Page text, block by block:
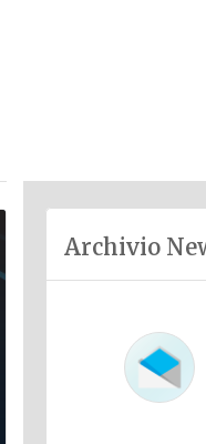
Archivio